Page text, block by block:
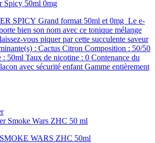
Spicy 50ml 0mg
SPICY Grand format 50ml et 0mg Le e-
bien son nom avec ce tonique mélange
­vous piquer par cette succulente saveur
: Cactus Citron Composition : 50/50
50ml Taux de nicotine : 0 Contenance du
avec sécurité enfant Gamme entièrement
WARS ZHC 50ml